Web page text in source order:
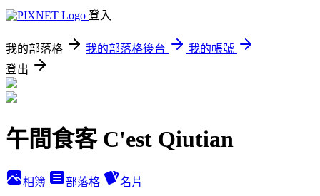
登入
我的部落格 我的部落格後台
我的帳號
登出
午間食客 C'est Qiutian
相簿 部落格 名片